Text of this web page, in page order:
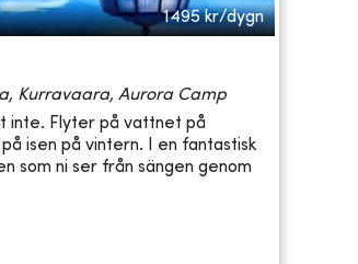
1495 kr/dygn
Kurravaara, Aurora Camp
inte. Flyter på vattnet på
isen på vintern. I en fantastisk
som ni ser från sängen genom